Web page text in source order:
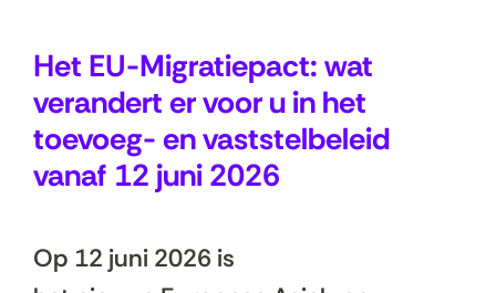
Het EU-Migratiepact: wat
verandert er voor u in het
toevoeg- en vaststelbeleid
vanaf 12 juni 2026
Op 12 juni 2026 is